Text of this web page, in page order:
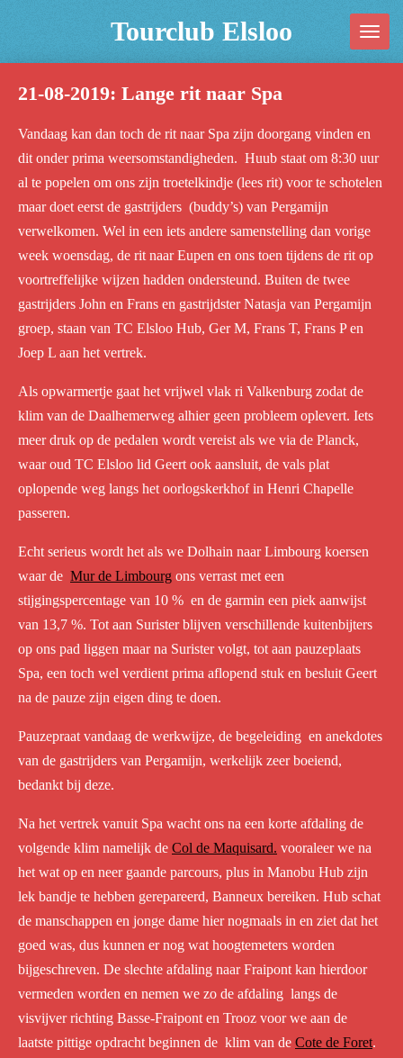
de
Tourclub Elsloo
21-08-2019: Lange rit naar Spa
Vandaag kan dan toch de rit naar Spa zijn doorgang vinden en
dit onder prima weersomstandigheden. Huub staat om 8:30 uur
al te popelen om ons zijn troetelkindje (lees rit) voor te schotelen
maar doet eerst de gastrijders (buddy’s) van Pergamijn
verwelkomen. Wel in een iets andere samenstelling dan vorige
week woensdag, de rit naar Eupen en ons toen tijdens de rit op
voortreffelijke wijzen hadden ondersteund. Buiten de twee
gastrijders John en Frans en gastrijdster Natasja van Pergamijn
groep, staan van TC Elsloo Hub, Ger M, Frans T, Frans P en
Joep L aan het vertrek.
Als opwarmertje gaat het vrijwel vlak ri Valkenburg zodat de
klim van de Daalhemerweg alhier geen probleem oplevert. Iets
meer druk op de pedalen wordt vereist als we via de Planck,
waar oud TC Elsloo lid Geert ook aansluit, de vals plat
oplopende weg langs het oorlogskerkhof in Henri Chapelle
passeren.
Echt serieus wordt het als we Dolhain naar Limbourg koersen
waar de Mur de Limbourg ons verrast met een
stijgingspercentage van 10 % en de garmin een piek aanwijst
van 13,7 %. Tot aan Surister blijven verschillende kuitenbijters
op ons pad liggen maar na Surister volgt, tot aan pauzeplaats
Spa, een toch wel verdient prima aflopend stuk en besluit Geert
na de pauze zijn eigen ding te doen.
Pauzepraat vandaag de werkwijze, de begeleiding en anekdotes
van de gastrijders van Pergamijn, werkelijk zeer boeiend,
bedankt bij deze.
Na het vertrek vanuit Spa wacht ons na een korte afdaling de
volgende klim namelijk de Col de Maquisard. vooraleer we na
het wat op en neer gaande parcours, plus in Manobu Hub zijn
lek bandje te hebben gerepareerd, Banneux bereiken. Hub schat
de manschappen en jonge dame hier nogmaals in en ziet dat het
goed was, dus kunnen er nog wat hoogtemeters worden
bijgeschreven. De slechte afdaling naar Fraipont kan hierdoor
vermeden worden en nemen we zo de afdaling langs de
visvijver richting Basse-Fraipont en Trooz voor we aan de
laatste pittige opdracht beginnen de klim van de Cote de Foret.